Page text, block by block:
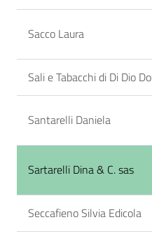
Sacco Laura
Sali e Tabacchi di Di Dio
Santarelli Daniela
Sartarelli Dina & C. sas
Seccafieno Silvia Edicola